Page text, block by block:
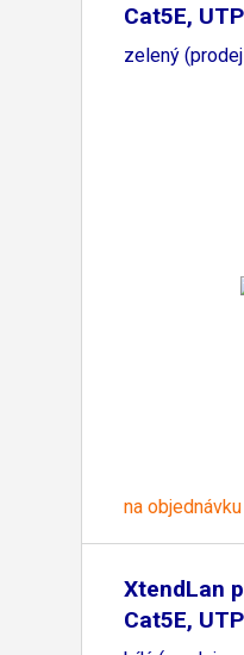
Cat5E,
zelený
na objednávku
XtendLan
Cat5E,